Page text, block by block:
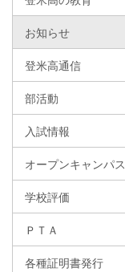
お知らせ
登米高通信
部活動
入試情報
オープンキャンパス
学校評価
ＰＴＡ
各種証明書発行